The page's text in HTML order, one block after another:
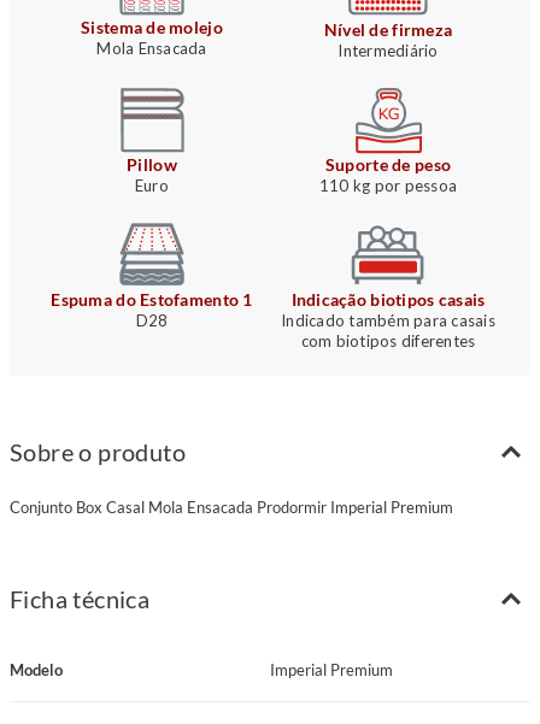
Sistema de molejo
Mola Ensacada
Nível de firmeza
Intermediário
Pillow
Euro
Suporte de peso
110 kg por pessoa
Espuma do Estofamento 1
D28
Indicação biotipos casais
Indicado também para casais
com biotipos diferentes
Sobre o produto
Conjunto Box Casal Mola Ensacada Prodormir Imperial Premium
Ficha técnica
Modelo Imperial Premium